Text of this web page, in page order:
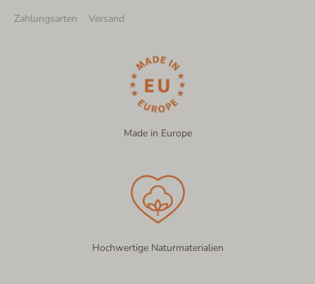
Zahlungsarten
Versand
Made in Europe
Hochwertige Naturmaterialien